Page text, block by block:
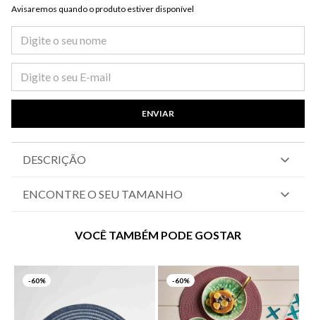
Avisaremos quando o produto estiver disponível​
ENVIAR
DESCRIÇÃO
ENCONTRE O SEU TAMANHO
VOCÊ TAMBÉM PODE GOSTAR
-60% -60%